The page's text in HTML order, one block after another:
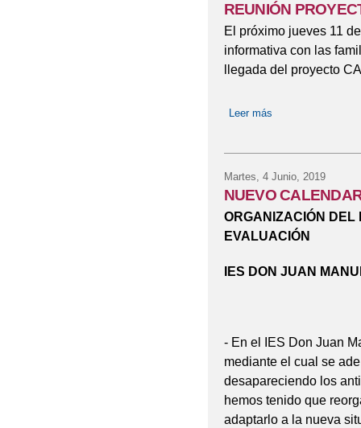
REUNIÓN
El próximo jueves 11
informativa con las
llegada del proyecto
Leer más
Martes, 4 Junio, 2019
NUEVO
ORGANIZACIÓN DEL
EVALUACIÓN
IES DON JUAN
- En el IES Don Juan
mediante el cual se
desapareciendo los
hemos tenido que
adaptarlo a la nueva